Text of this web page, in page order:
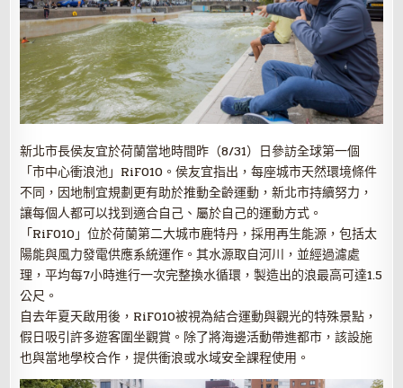
新北市長侯友宜於荷蘭當地時間昨（8/31）日參訪全球第一個
「市中心衝浪池」RiF010。侯友宜指出，每座城市天然環境條件
不同，因地制宜規劃更有助於推動全齡運動，新北市持續努力，
讓每個人都可以找到適合自己、屬於自己的運動方式。
「RiF010」位於荷蘭第二大城市鹿特丹，採用再生能源，包括太
陽能與風力發電供應系統運作。其水源取自河川，並經過濾處
理，平均每7小時進行一次完整換水循環，製造出的浪最高可達1.5
公尺。
自去年夏天啟用後，RiF010被視為結合運動與觀光的特殊景點，
假日吸引許多遊客圍坐觀賞。除了將海邊活動帶進都市，該設施
也與當地學校合作，提供衝浪或水域安全課程使用。